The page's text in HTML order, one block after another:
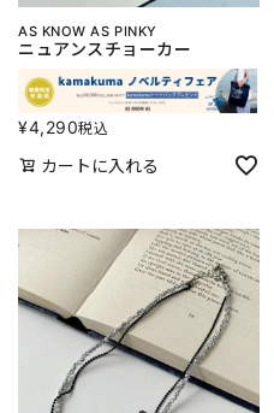
AS KNOW AS PINKY
ニュアンスチョーカー
¥4,290税込
カートに入れる